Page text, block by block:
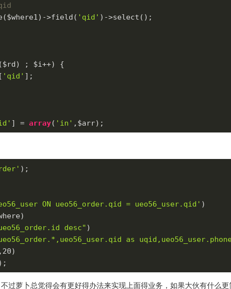
>field( 'qid' )->select();
; $i++) {
'qid' ];
] = array( 'in' ,$arr);
);
ON ueo56_order.qid = ueo56_user.qid' )
desc" )
as
, 20)
过萝卜总觉得会有更好得办法来实现上面得业务，如果大伙有什么